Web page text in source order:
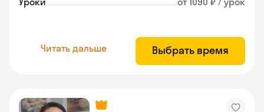
Читать дальше Выбрать время